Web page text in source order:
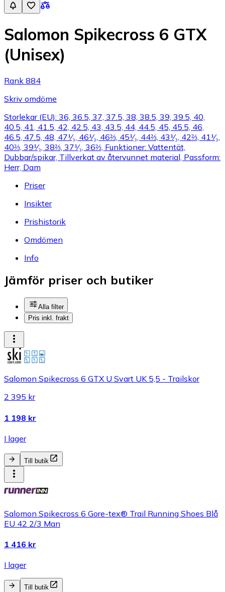
Salomon Spikecross 6 GTX
(Unisex)
Rank 884
Skriv omdöme
Storlekar (EU): 36, 36.5, 37, 37.5, 38, 38.5, 39, 39.5, 40,
40.5, 41, 41.5, 42, 42.5, 43, 43.5, 44, 44.5, 45, 45.5, 46,
46.5, 47.5, 48, 47¹⁄₃, 46¹⁄₃, 46⅔, 45¹⁄₃, 44⅔, 43¹⁄₃, 42⅔, 41¹⁄₃,
40⅔, 39¹⁄₃, 38⅔, 37¹⁄₃, 36⅔, Funktioner: Vattentät,
Dubbar/spikar, Tillverkat av återvunnet material, Passform:
Herr, Dam
Priser
Insikter
Prishistorik
Omdömen
Info
Jämför priser och butiker
Alla filter
Pris inkl. frakt
Salomon Spikecross 6 GTX U Svart UK 5,5 - Trailskor
2 395 kr
1 198 kr
I lager
Till butik
Salomon Spikecross 6 Gore-tex® Trail Running Shoes Blå
EU 42 2/3 Man
1 416 kr
I lager
Till butik